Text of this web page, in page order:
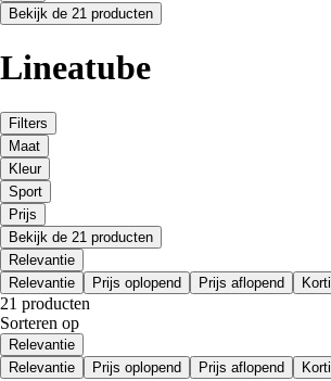
Bekijk de 21 producten
Lineatube
Filters
Maat
Kleur
Sport
Prijs
Bekijk de 21 producten
Relevantie
Relevantie
Prijs oplopend Prijs aflopend
21 producten
Sorteren op
Relevantie
Relevantie
Prijs oplopend Prijs aflopend